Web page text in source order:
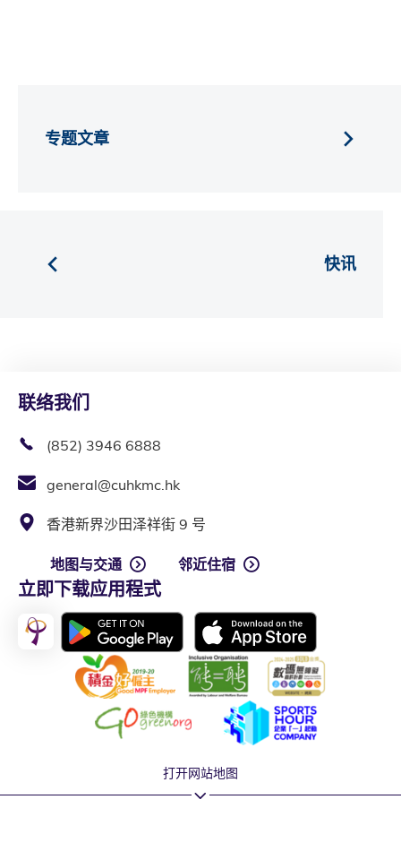
快讯
专题文章
联络我们
(852) 3946 6888
general@cuhkmc.hk
香港新界沙田泽祥街 9 号
地图与交通 邻近住宿
立即下载应用程式
打开网站地图